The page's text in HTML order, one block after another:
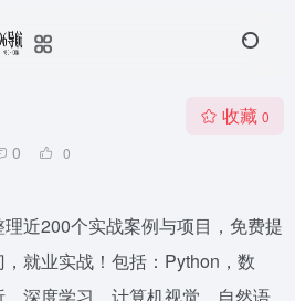
0 0
收藏 0
近200个实战案例与项目，免费提
就业实战！包括：Python，数